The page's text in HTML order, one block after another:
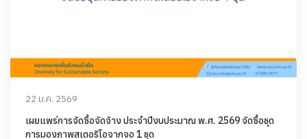
22 ม.ค. 2569
เผยแพร่การจัดซื้อจัดจ้าง ประจำปีงบประมาณ พ.ศ. 2569 จัดซื้อชุด
การมองภาพสเตอริโอจากจอ 1 ชุด